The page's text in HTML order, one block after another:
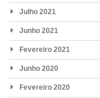
Julho 2021
Junho 2021
Fevereiro 2021
Junho 2020
Fevereiro 2020